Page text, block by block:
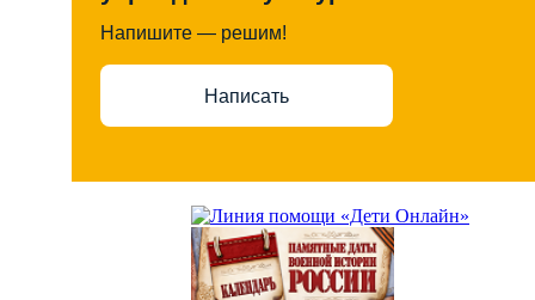
Напишите — решим!
Написать